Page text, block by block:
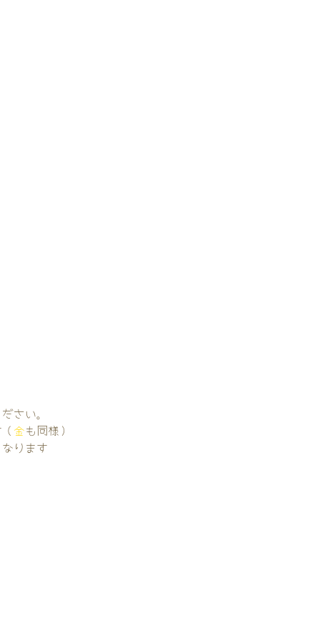
さい。
金も同様）
ります